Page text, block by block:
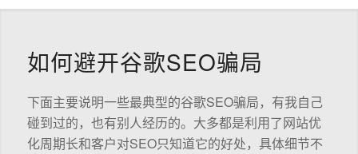
如何避开谷歌SEO骗局
下面主要说明一些最典型的谷歌SEO骗局，有我自己
碰到过的，也有别人经历的。大多都是利用了网站优
化周期长和客户对SEO只知道它的好处，具体细节不